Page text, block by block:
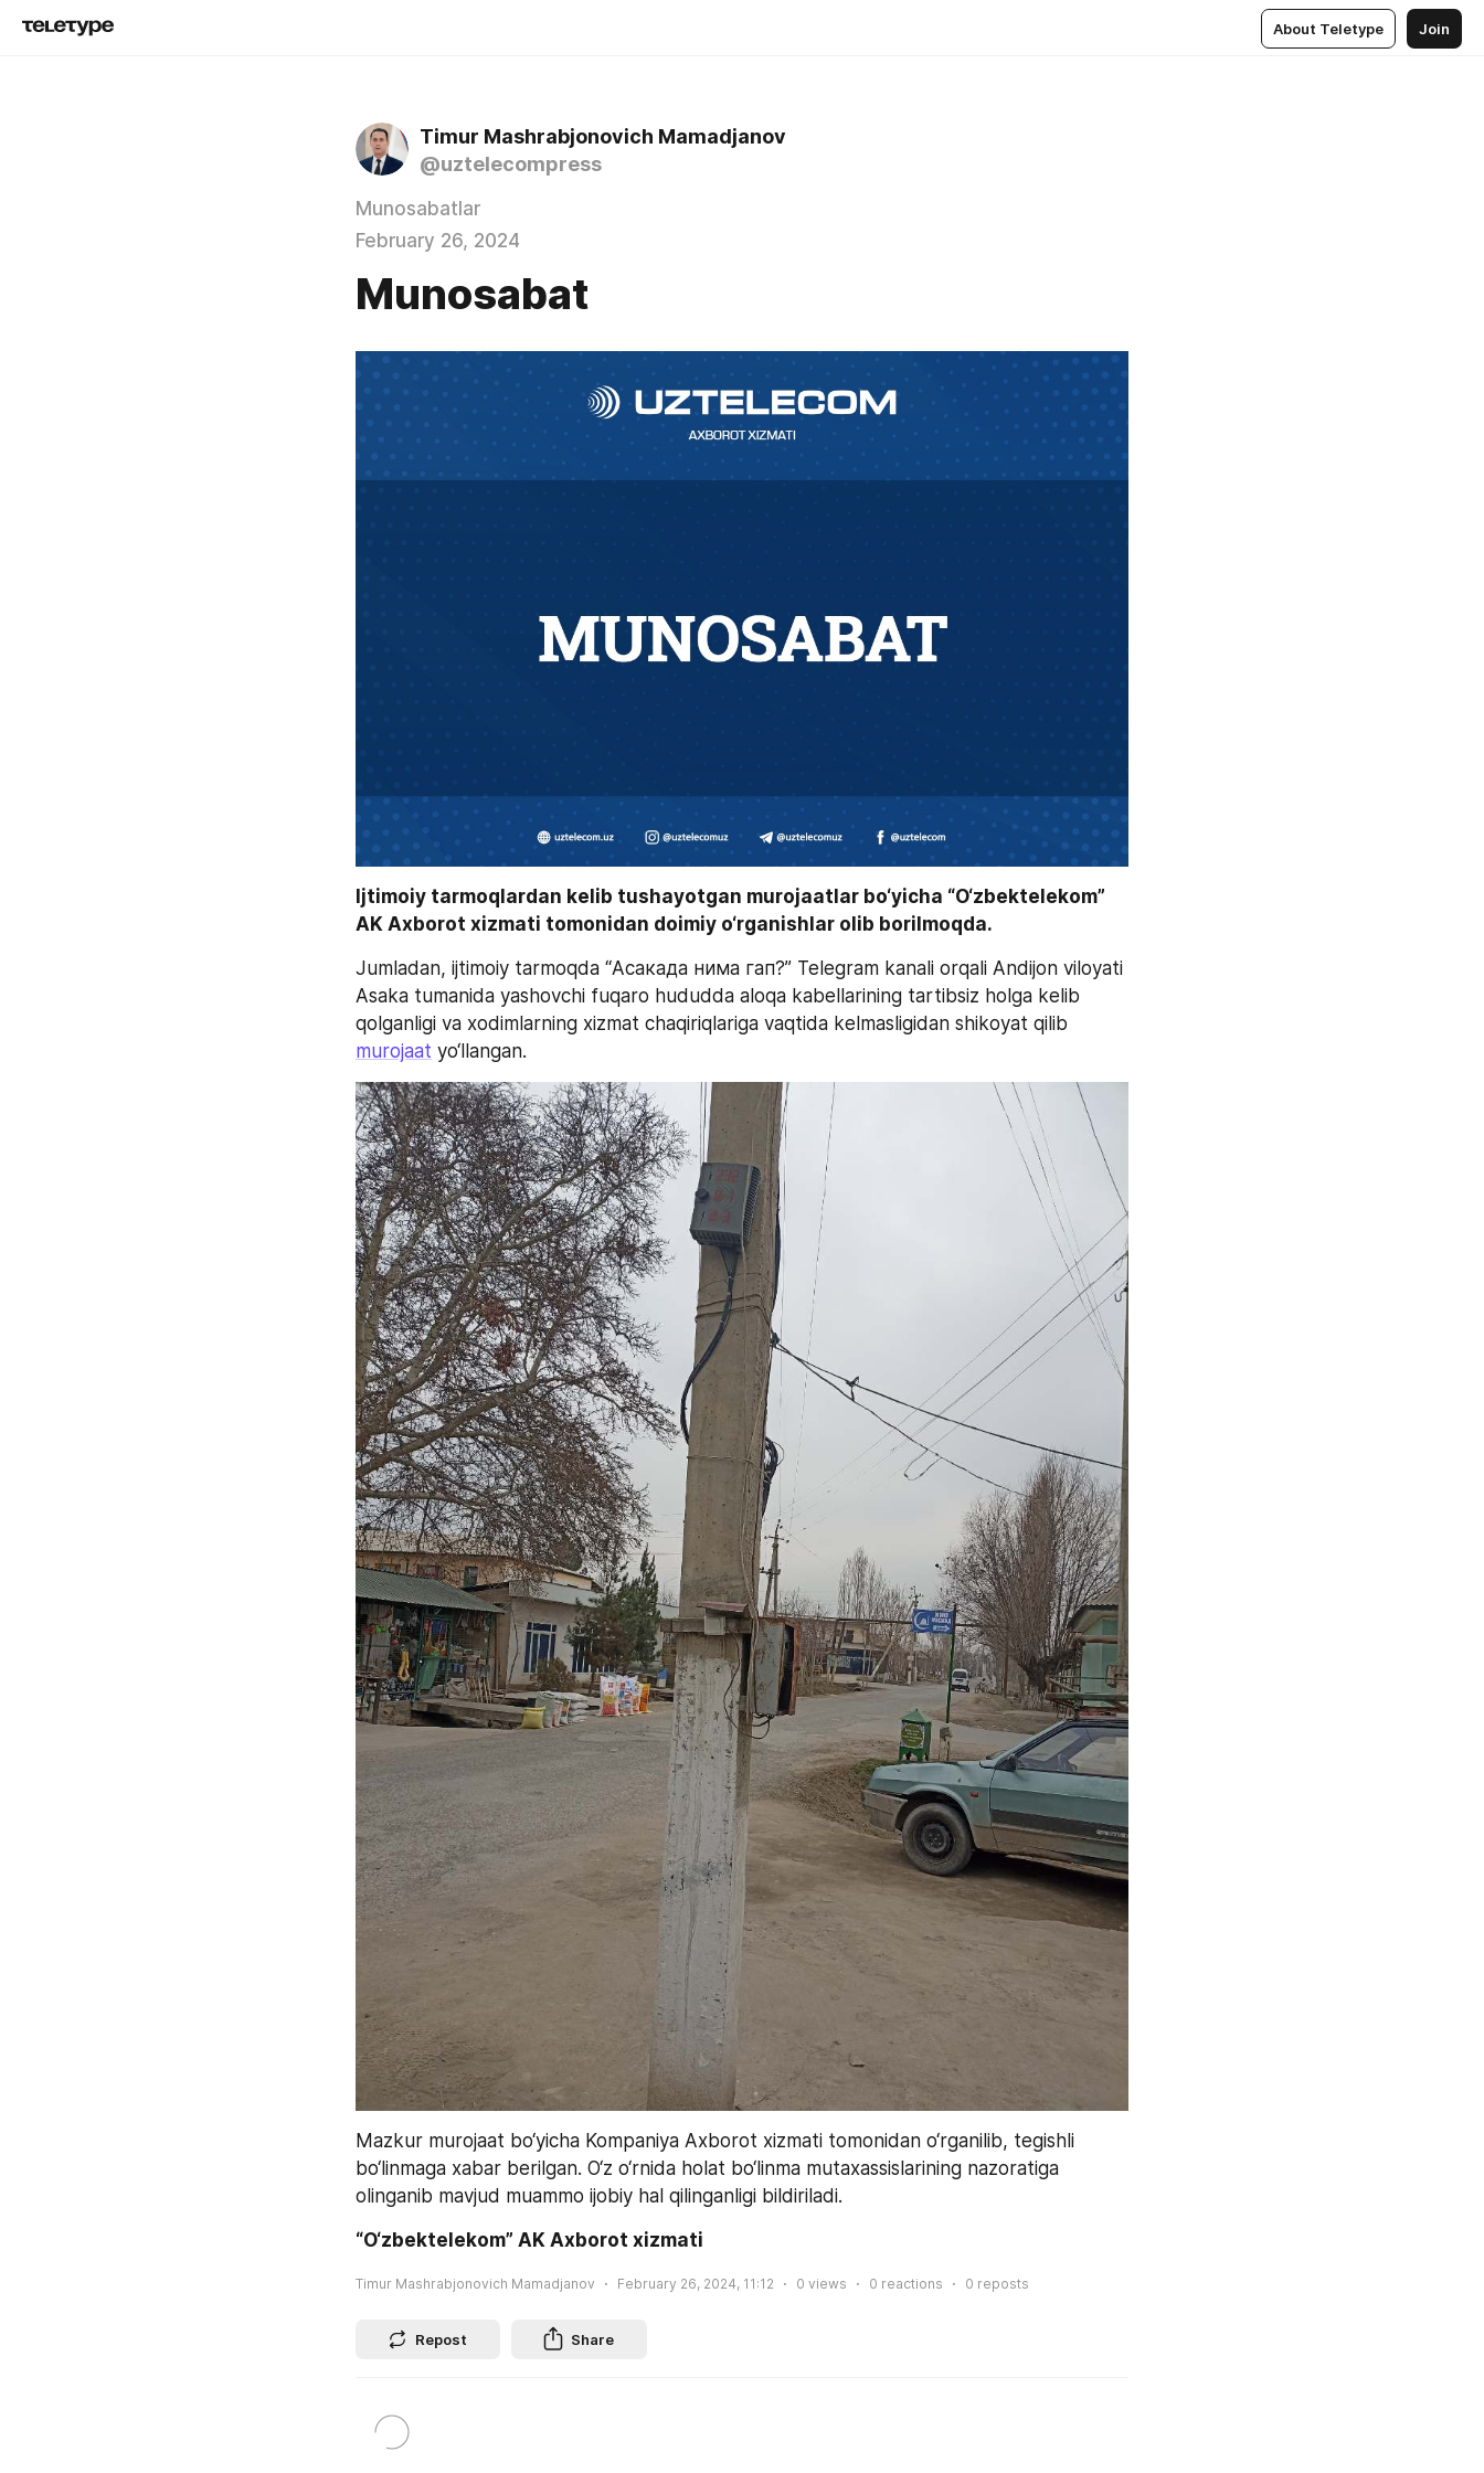
About Teletype Join
Timur Mashrabjonovich Mamadjanov
@uztelecompress
Munosabatlar
February 26, 2024
Munosabat
Ijtimoiy tarmoqlardan kelib tushayotgan murojaatlar bo‘yicha “O‘zbektelekom”
AK Axborot xizmati tomonidan doimiy o‘rganishlar olib borilmoqda.
Jumladan, ijtimoiy tarmoqda “Асакада нима гап?” Telegram kanali orqali Andijon viloyati
Asaka tumanida yashovchi fuqaro hududda aloqa kabellarining tartibsiz holga kelib
murojaat yo‘llangan.
Mazkur murojaat bo‘yicha Kompaniya Axborot xizmati tomonidan o‘rganilib, tegishli
bo‘linmaga xabar berilgan. O‘z o‘rnida holat bo‘linma mutaxassislarining nazoratiga
olinganib mavjud muammo ijobiy hal qilinganligi bildiriladi.
“O‘zbektelekom” AK Axborot xizmati
Timur Mashrabjonovich Mamadjanov February 26, 2024, 11:12 0 views 0 reactions 0 reposts
Repost Share